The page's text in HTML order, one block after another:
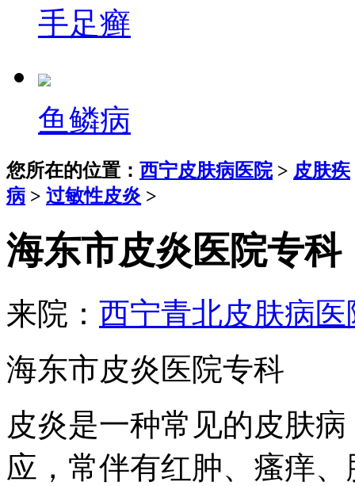
手足癣
鱼鳞病
您所在的位置： 西宁皮肤病医院> 皮肤疾
病 > 过敏性皮炎 >
海东市皮炎医院专科
来院： 西宁青北皮肤病医
海东市皮炎医院专科
皮炎是一种常见的皮肤
应，常伴有红肿、瘙痒